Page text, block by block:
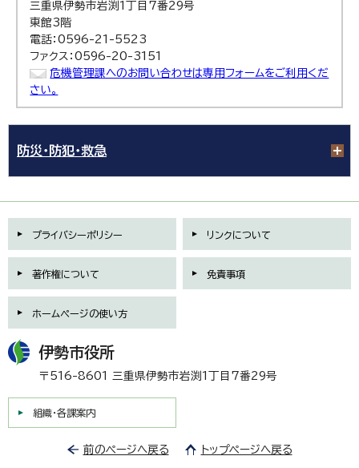
三重県伊勢市岩渕1丁目7番29号
東館3階
電話：0596-21-5523
ファクス：0596-20-3151
危機管理課へのお問い合わせは専用フォームをご利用くだ
さい。
防災・防犯・救急
プライバシーポリシー リンクについて
著作権について 免責事項
ホームページの使い方
伊勢市役所
〒516-8601 三重県伊勢市岩渕1丁目7番29号
組織・各課案内
前のページへ戻る トップページへ戻る